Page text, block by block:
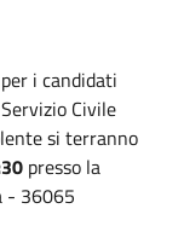
i candidati
Civile
si terranno
presso la
- 36065